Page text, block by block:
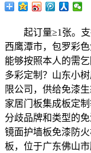
起订量≥1张。支
西鹰潭市，包罗彩
能够按照本人的需
多彩定制？山东小
限公司，供给免漆
家居门板集成板定
分歧品牌和类型的
镜面护墙板免漆防
板，位于广东佛山